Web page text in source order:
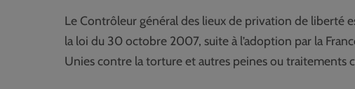
Le Contrôleur général des lieux de privation de liberté
la loi du 30 octobre 2007, suite à l’adoption par la
Unies contre la torture et autres peines ou traitements